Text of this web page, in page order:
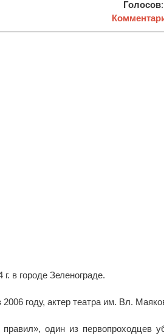
Голосов
в городе Зеленограде.
году, актер театра им. Вл.
один из первопроходцев